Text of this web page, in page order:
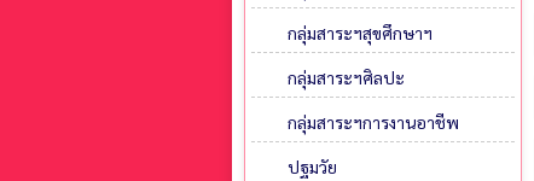
กลุ่มสาระฯสุขศึกษาฯ
กลุ่มสาระฯศิลปะ
กลุ่มสาระฯการงานอาชีพ
ปฐมวัย